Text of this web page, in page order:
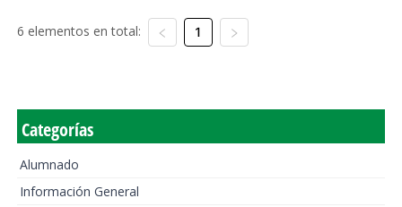
6 elementos en total: 1
Categorías
Alumnado
Información General